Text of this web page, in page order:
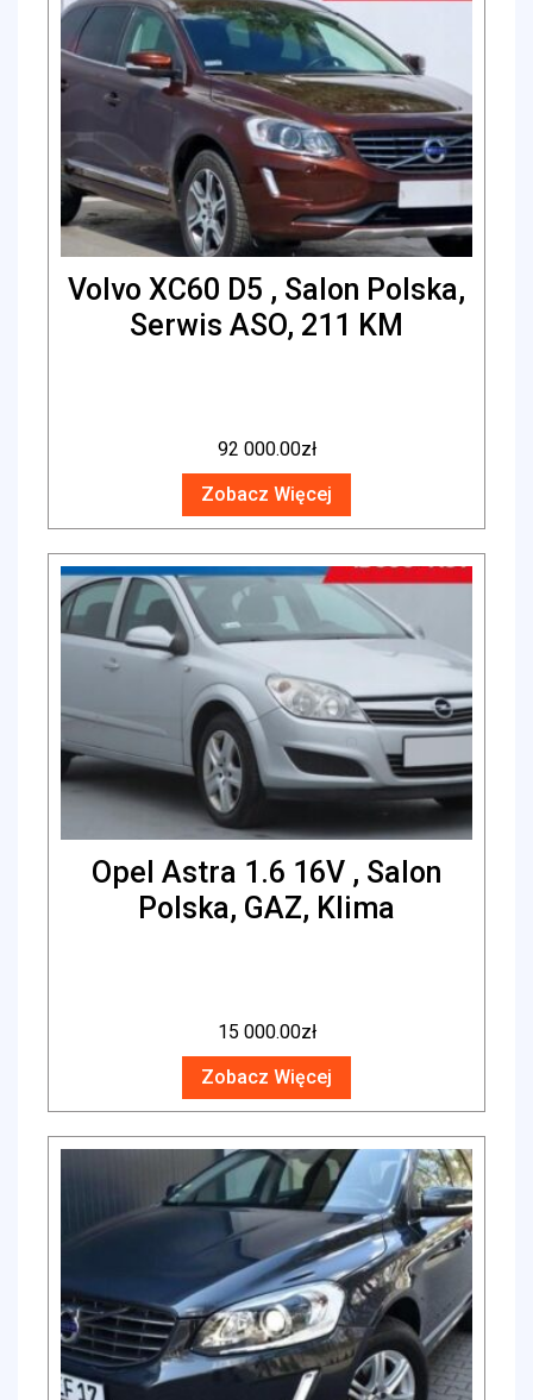
Volvo XC60 D5 , Salon Polska,
Serwis ASO, 211 KM
92 000.00zł
Zobacz Więcej
Opel Astra 1.6 16V , Salon
Polska, GAZ, Klima
15 000.00zł
Zobacz Więcej